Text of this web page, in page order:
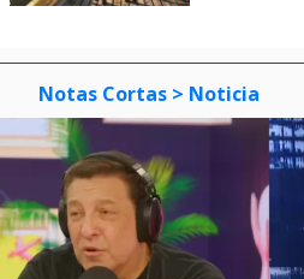
Notas Cortas > Noticia